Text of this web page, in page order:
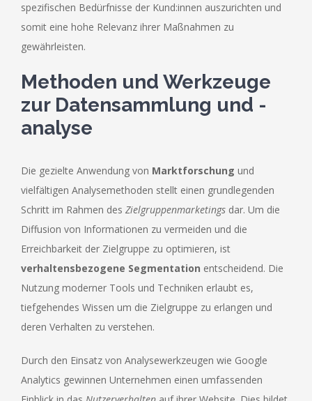
spezifischen Bedürfnisse der Kund:innen auszurichten und
somit eine hohe Relevanz ihrer Maßnahmen zu
gewährleisten.
Methoden und Werkzeuge
zur Datensammlung und -
analyse
Die gezielte Anwendung von Marktforschung und
vielfältigen Analysemethoden stellt einen grundlegenden
Schritt im Rahmen des Zielgruppenmarketings dar. Um die
Diffusion von Informationen zu vermeiden und die
Erreichbarkeit der Zielgruppe zu optimieren, ist
verhaltensbezogene Segmentation entscheidend. Die
Nutzung moderner Tools und Techniken erlaubt es,
tiefgehendes Wissen um die Zielgruppe zu erlangen und
deren Verhalten zu verstehen.
Durch den Einsatz von Analysewerkzeugen wie Google
Analytics gewinnen Unternehmen einen umfassenden